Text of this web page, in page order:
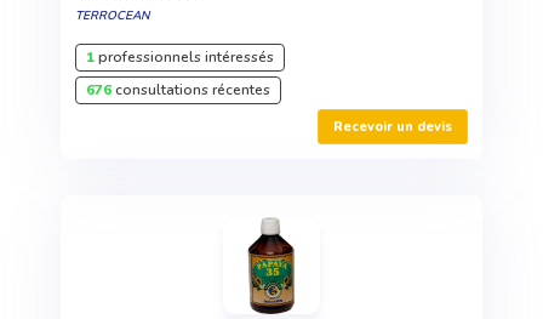
TERROCEAN
1professionnels intéressés
676consultations récentes
Recevoir un devis